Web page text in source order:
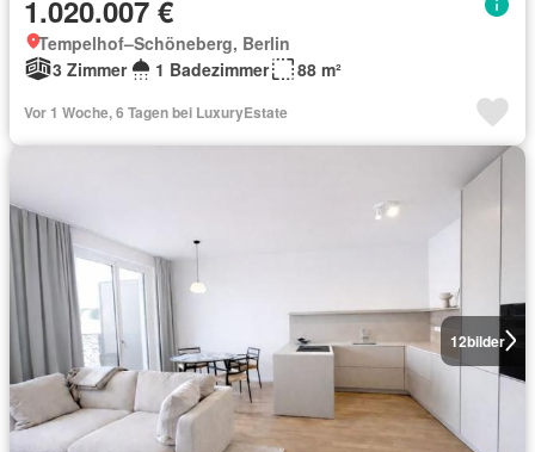
1.020.007 €
Tempelhof–Schöneberg, Berlin
3 Zimmer
1 Badezimmer 88 m²
Vor 1 Woche, 6 Tagen bei LuxuryEstate
12bilder